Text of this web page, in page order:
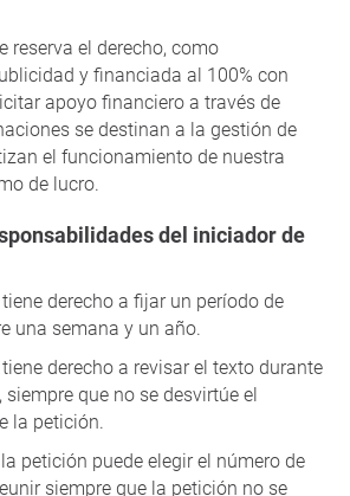
reserva el derecho, como
y financiada al 100% con
apoyo financiero a través de
se destinan a la gestión de
el funcionamiento de nuestra
de lucro.
del iniciador de
derecho a fijar un período de
una semana y un año.
derecho a revisar el texto durante
que no se desvirtúe el
la petición.
petición puede elegir el número de
siempre que la petición no se